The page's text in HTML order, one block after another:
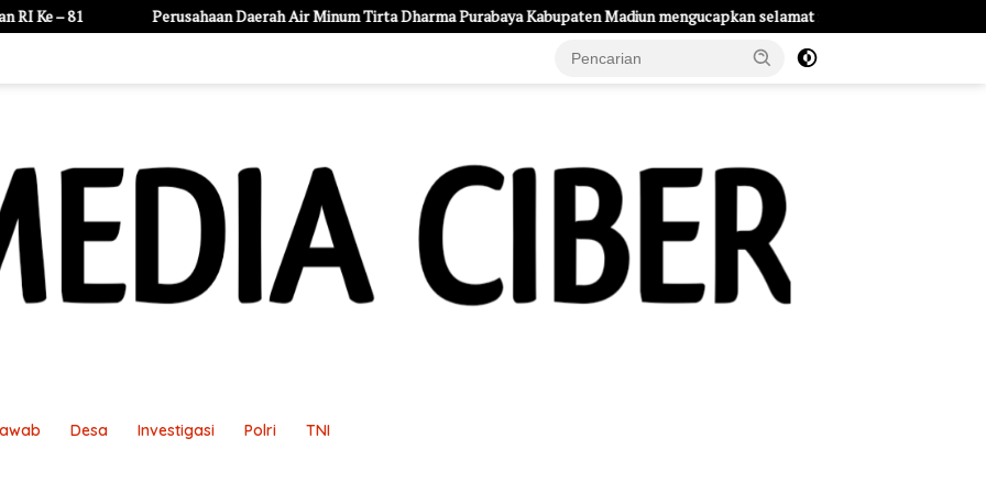
Daerah Air Minum Tirta Dharma Purabaya Kabupaten Madiun mengucapkan selamat memperingati HUT Kemerdekaan RI Ke – 81
Desa Investigasi Polri TNI